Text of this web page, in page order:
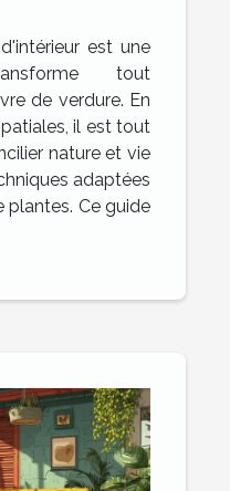
est une
tout
de verdure. En
il est tout
nature et vie
adaptées
plantes. Ce guide